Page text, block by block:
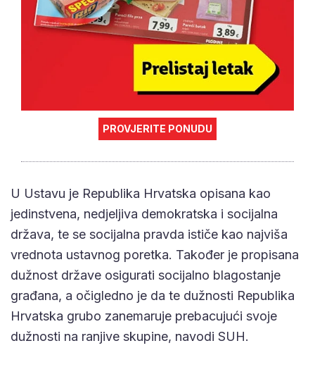
PROVJERITE PONUDU
U Ustavu je Republika Hrvatska opisana kao
jedinstvena, nedjeljiva demokratska i socijalna
država, te se socijalna pravda ističe kao najviša
vrednota ustavnog poretka. Također je propisana
dužnost države osigurati socijalno blagostanje
građana, a očigledno je da te dužnosti Republika
Hrvatska grubo zanemaruje prebacujući svoje
dužnosti na ranjive skupine, navodi SUH.